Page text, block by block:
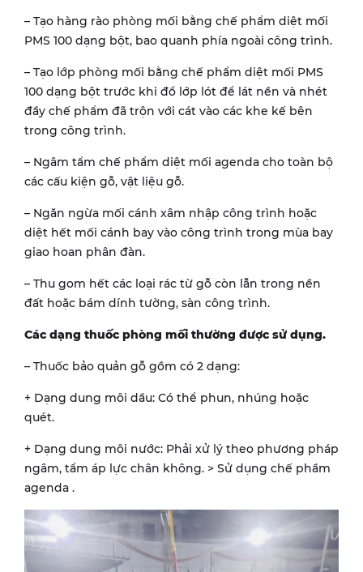
– Tạo hàng rào phòng mối bằng chế phẩm diệt mối
PMS 100 dạng bột, bao quanh phía ngoài công trình.
– Tạo lớp phòng mối bằng chế phẩm diệt mối PMS
100 dạng bột trước khi đổ lớp lót để lát nền và nhét
đầy chế phẩm đã trộn với cát vào các khe kế bên
trong công trình.
– Ngâm tẩm chế phẩm diệt mối agenda cho toàn bộ
các cấu kiện gỗ, vật liệu gỗ.
– Ngăn ngừa mối cánh xâm nhập công trình hoặc
diệt hết mối cánh bay vào công trình trong mùa bay
giao hoan phân đàn.
– Thu gom hết các loại rác từ gỗ còn lẫn trong nền
đất hoặc bám dính tường, sàn công trình.
Các dạng thuốc phòng mối thường được sử dụng.
– Thuốc bảo quản gỗ gồm có 2 dạng:
+ Dạng dung môi dầu: Có thể phun, nhúng hoặc
quét.
+ Dạng dung môi nước: Phải xử lý theo phương pháp
ngâm, tẩm áp lực chân không. > Sử dụng chế phầm
agenda .